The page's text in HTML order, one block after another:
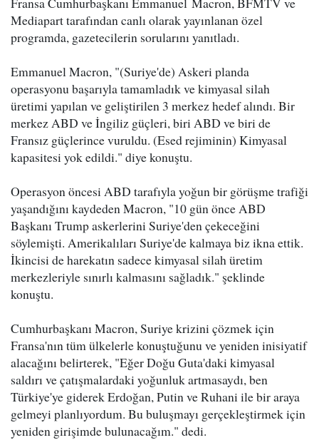
Mediapart tarafından canlı olarak yayınlanan özel
programda, gazetecilerin sorularını yanıtladı.
Emmanuel Macron, "(Suriye'de) Askeri planda
operasyonu başarıyla tamamladık ve kimyasal silah
üretimi yapılan ve geliştirilen 3 merkez hedef alındı. Bir
merkez ABD ve İngiliz güçleri, biri ABD ve biri de
Fransız güçlerince vuruldu. (Esed rejiminin) Kimyasal
kapasitesi yok edildi." diye konuştu.
Operasyon öncesi ABD tarafıyla yoğun bir görüşme trafiği
yaşandığını kaydeden Macron, "10 gün önce ABD
Başkanı Trump askerlerini Suriye'den çekeceğini
söylemişti. Amerikalıları Suriye'de kalmaya biz ikna ettik.
İkincisi de harekatın sadece kimyasal silah üretim
merkezleriyle sınırlı kalmasını sağladık." şeklinde
konuştu.
Cumhurbaşkanı Macron, Suriye krizini çözmek için
Fransa'nın tüm ülkelerle konuştuğunu ve yeniden inisiyatif
alacağını belirterek, "Eğer Doğu Guta'daki kimyasal
saldırı ve çatışmalardaki yoğunluk artmasaydı, ben
Türkiye'ye giderek Erdoğan, Putin ve Ruhani ile bir araya
gelmeyi planlıyordum. Bu buluşmayı gerçekleştirmek için
yeniden girişimde bulunacağım." dedi.